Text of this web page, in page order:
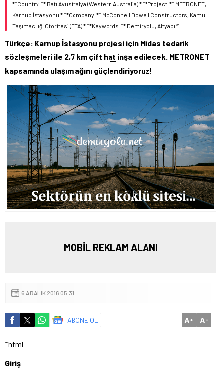
**Country:** Batı Avustralya (Western Australia) * **Project:** METRONET,
Karnup İstasyonu * **Company:** McConnell Dowell Constructors, Kamu
Taşımacılığı Otoritesi (PTA) * **Keywords:** Demiryolu, Altyapı “`
Türkçe: Karnup İstasyonu projesi için Midas tedarik
sözleşmeleri ile 2,7 km çift hat inşa edilecek. METRONET
kapsamında ulaşım ağını güçlendiriyoruz!
MOBİL REKLAM ALANI
6 ARALIK 2016 05:31
ABONE OL A+ A-
“`html
Giriş